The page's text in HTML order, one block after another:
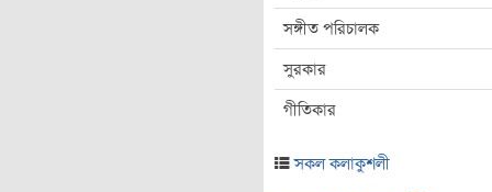
সঙ্গীত পরিচালক
সুরকার
গীতিকার
সকল কলাকুশলী